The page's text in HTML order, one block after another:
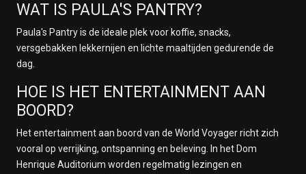
WAT IS PAULA'S PANTRY?
Paula's Pantry is de ideale plek voor koffie, snacks,
versgebakken lekkernijen en lichte maaltijden gedurende de
dag.
HOE IS HET ENTERTAINMENT AAN
BOORD?
Het entertainment aan boord van de World Voyager richt zich
vooral op verrijking, ontspanning en beleving. In het Dom
Henrique Auditorium worden regelmatig lezingen en